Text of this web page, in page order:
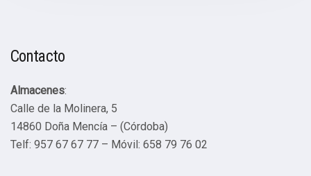
Contacto
Almacenes:
Calle de la Molinera, 5
14860 Doña Mencía – (Córdoba)
Telf: 957 67 67 77 – Móvil: 658 79 76 02